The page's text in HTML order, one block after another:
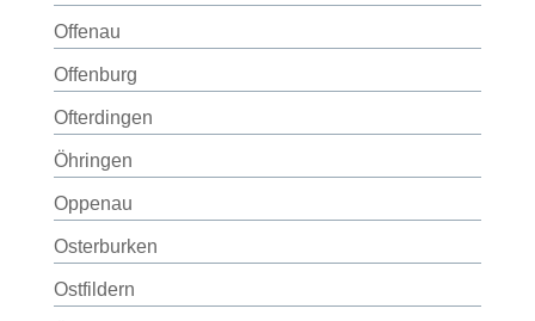
Offenau
Offenburg
Ofterdingen
Öhringen
Oppenau
Osterburken
Ostfildern